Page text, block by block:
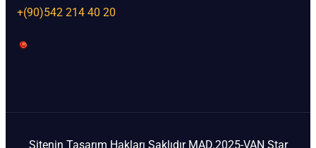
+(90)542 214 40 20
Sitenin Tasarım Hakları Saklıdır MAD.2025-VAN Star